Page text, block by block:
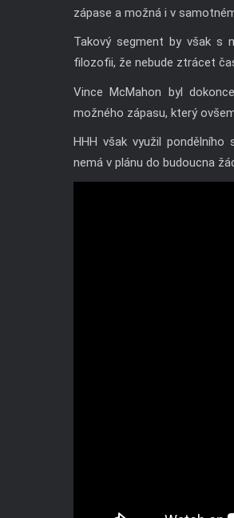
zápase a možná i v
Takový segment by však s
filozofii, že nebude ztrácet
Vince McMahon byl
možného zápasu, který
HHH však využil pondělního
nemá v plánu do budoucna